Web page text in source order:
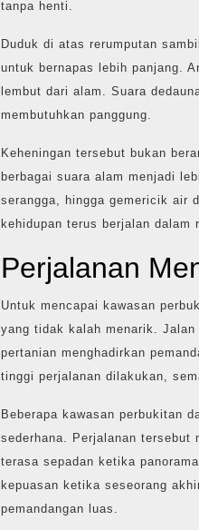
tanpa henti.
Duduk di atas rerumputan
untuk bernapas lebih panjang.
lembut dari alam. Suara
membutuhkan panggung.
Keheningan tersebut bukan
berbagai suara alam menjadi
serangga, hingga gemericik air
kehidupan terus berjalan dalam
Perjalanan
Untuk mencapai kawasan
yang tidak kalah menarik. Jalan
pertanian menghadirkan
tinggi perjalanan dilakukan,
Beberapa kawasan perbukitan
sederhana. Perjalanan tersebut
terasa sepadan ketika
kepuasan ketika seseorang
pemandangan luas.